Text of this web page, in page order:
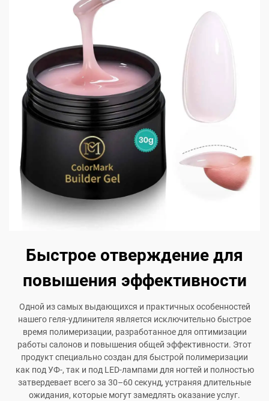
Быстрое отверждение для
повышения эффективности
Одной из самых выдающихся и практичных особенностей
нашего геля-удлинителя является исключительно быстрое
время полимеризации, разработанное для оптимизации
работы салонов и повышения общей эффективности. Этот
продукт специально создан для быстрой полимеризации
как под УФ-, так и под LED-лампами для ногтей и полностью
затвердевает всего за 30–60 секунд, устраняя длительные
ожидания, которые могут замедлять оказание услуг.